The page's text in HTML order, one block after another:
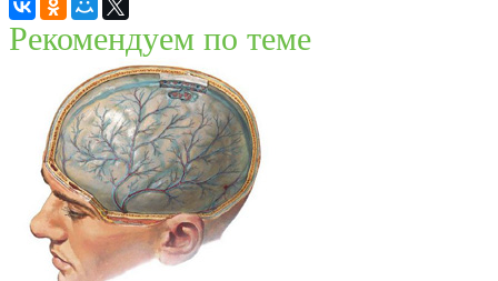
Рекомендуем по теме